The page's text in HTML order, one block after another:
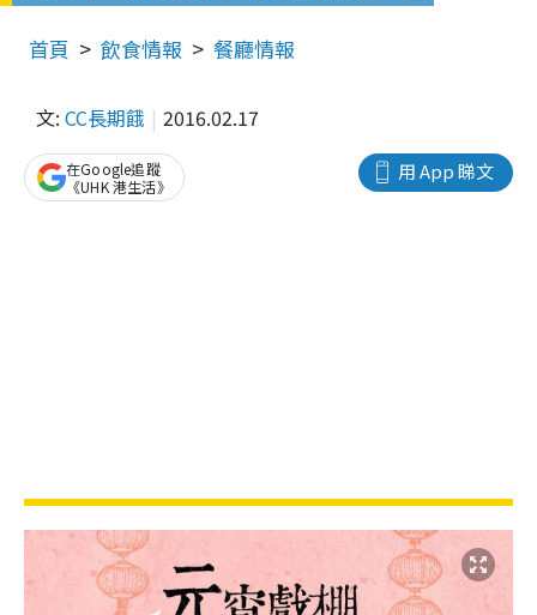
首頁 飲食情報 餐廳情報
文: CC長期餓 2016.02.17
用 App 睇文
在Google追蹤
《UHK 港生活》